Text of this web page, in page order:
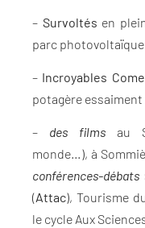
– Survoltés en
parc
– Incroyables
potagère
– des films au
monde…), à
conférences-débats
(Attac), Tourisme
le cycle Aux